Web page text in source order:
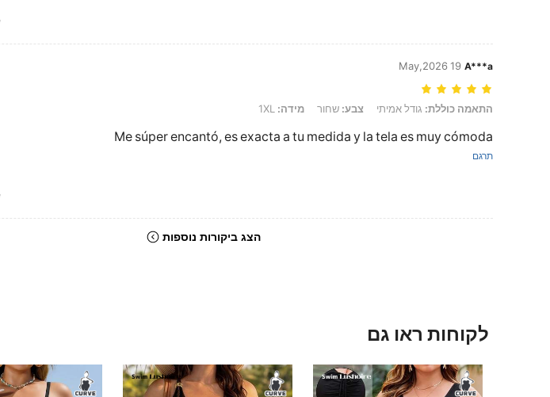
A***a
19 May,2026
התאמה כוללת: גודל אמיתי, צבע: שחור, מידה: 1XL
התאמה כוללת: גודל אמיתי צבע: שחור מידה:
Me súper encantó, es exacta a tu medida y la tela es muy cómoda
תרגם
הצג ביקורות נוספות
לקוחות ראו גם